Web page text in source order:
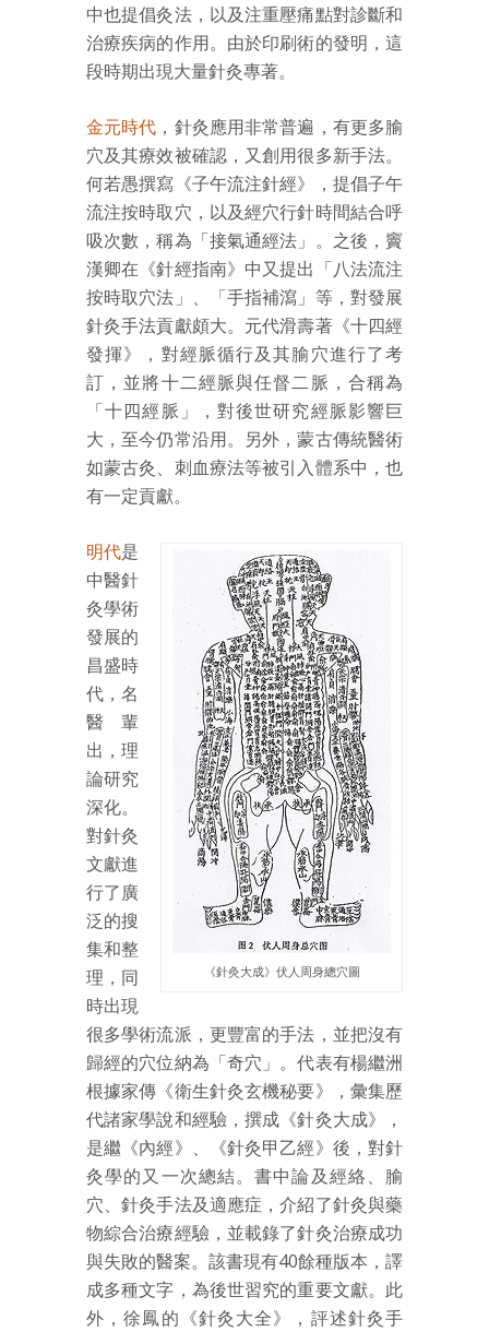
中也提倡灸法，以及注重壓痛點對診斷和
治療疾病的作用。由於印刷術的發明，這
段時期出現大量針灸專著。
金元時代 ，針灸應用非常普遍，有更多腧
穴及其療效被確認，又創用很多新手法。
何若愚撰寫《子午流注針經》，提倡子午
流注按時取穴，以及經穴行針時間結合呼
吸次數，稱為「接氣通經法」。之後，竇
漢卿在《針經指南》中又提出「八法流注
按時取穴法」、「手指補瀉」等，對發展
針灸手法貢獻頗大。元代滑壽著《十四經
發揮》，對經脈循行及其腧穴進行了考
訂，並將十二經脈與任督二脈，合稱為
「十四經脈」，對後世研究經脈影響巨
大，至今仍常沿用。另外，蒙古傳統醫術
如蒙古灸、刺血療法等被引入體系中，也
有一定貢獻。
《針灸大成》伏人周身總穴圖
明代是
中醫針
灸學術
發展的
昌盛時
代，名
醫輩
出，理
論研究
深化。
對針灸
文獻進
行了廣
泛的搜
集和整
理，同
時出現
很多學術流派，更豐富的手法，並把沒有
歸經的穴位納為「奇穴」。代表有楊繼洲
根據家傳《衛生針灸玄機秘要》，彙集歷
代諸家學說和經驗，撰成《針灸大成》，
是繼《內經》、《針灸甲乙經》後，對針
灸學的又一次總結。書中論及經絡、腧
穴、針灸手法及適應症，介紹了針灸與藥
物綜合治療經驗，並載錄了針灸治療成功
與失敗的醫案。該書現有40餘種版本，譯
成多種文字，為後世習究的重要文獻。此
外，徐鳳的《針灸大全》，評述針灸手